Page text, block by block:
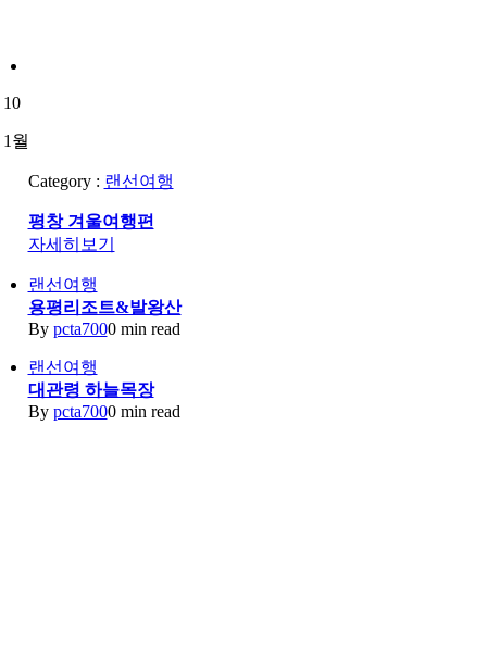
10
1월
Category : 랜선여행
평창 겨울여행편
자세히보기
랜선여행
용평리조트&발왕산
By pcta7000 min read
랜선여행
대관령 하늘목장
By pcta7000 min read